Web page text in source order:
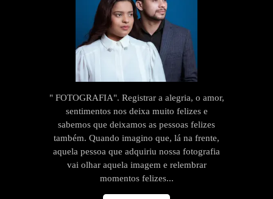
" FOTOGRAFIA". Registrar a alegria, o amor,
sentimentos nos deixa muito felizes e
sabemos que deixamos as pessoas felizes
também. Quando imagino que, lá na frente,
aquela pessoa que adquiriu nossa fotografia
vai olhar aquela imagem e relembrar
momentos felizes...